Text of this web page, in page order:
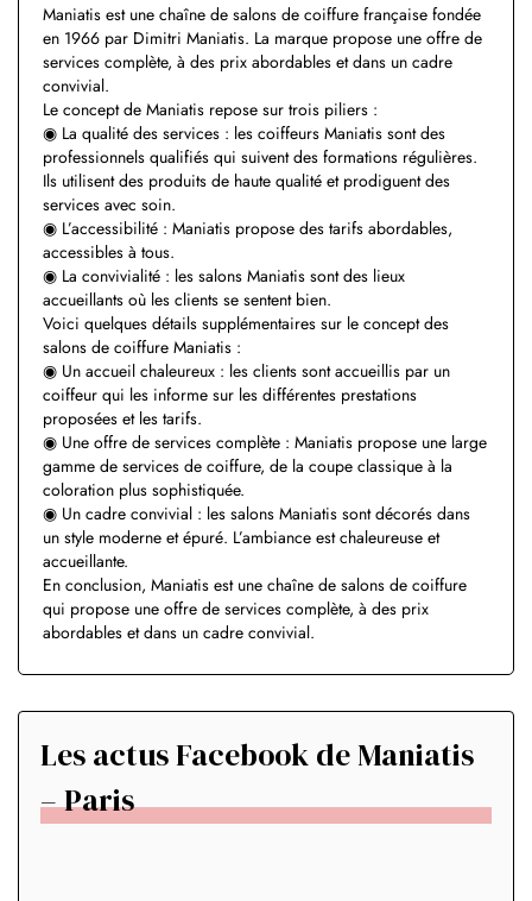
Maniatis est une chaîne de salons de coiffure française fondée
en 1966 par Dimitri Maniatis. La marque propose une offre de
services complète, à des prix abordables et dans un cadre
convivial.
Le concept de Maniatis repose sur trois piliers :
◉ La qualité des services : les coiffeurs Maniatis sont des
professionnels qualifiés qui suivent des formations régulières.
Ils utilisent des produits de haute qualité et prodiguent des
services avec soin.
◉ L’accessibilité : Maniatis propose des tarifs abordables,
accessibles à tous.
◉ La convivialité : les salons Maniatis sont des lieux
accueillants où les clients se sentent bien.
Voici quelques détails supplémentaires sur le concept des
salons de coiffure Maniatis :
◉ Un accueil chaleureux : les clients sont accueillis par un
coiffeur qui les informe sur les différentes prestations
proposées et les tarifs.
◉ Une offre de services complète : Maniatis propose une large
gamme de services de coiffure, de la coupe classique à la
coloration plus sophistiquée.
◉ Un cadre convivial : les salons Maniatis sont décorés dans
un style moderne et épuré. L’ambiance est chaleureuse et
accueillante.
En conclusion, Maniatis est une chaîne de salons de coiffure
qui propose une offre de services complète, à des prix
abordables et dans un cadre convivial.
Les actus Facebook de Maniatis
– Paris